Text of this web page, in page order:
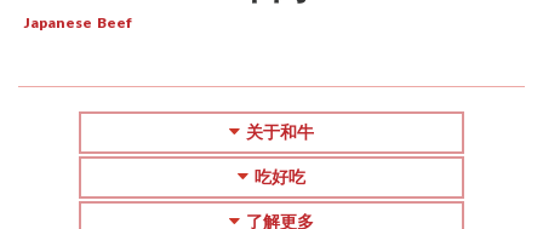
Japanese Beef
关于和牛
吃好吃
了解更多